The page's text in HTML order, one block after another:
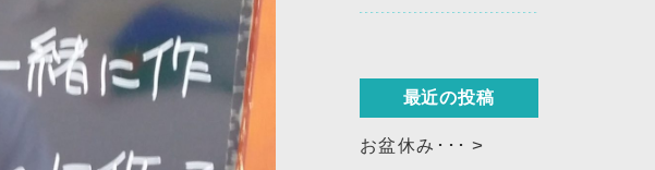
最近の投稿
お盆休み･･･